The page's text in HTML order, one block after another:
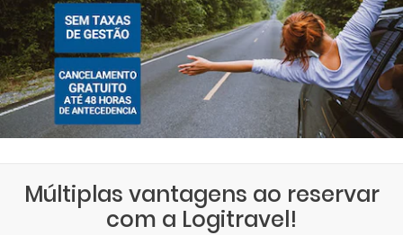
Múltiplas vantagens ao reservar
com a Logitravel!